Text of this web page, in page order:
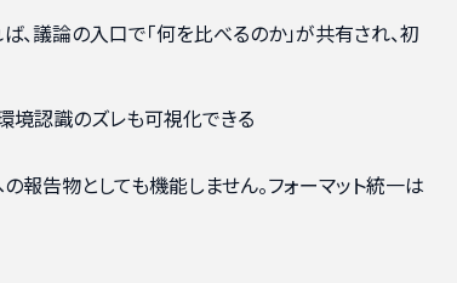
、議論の入口で「何を比べるのか」が共有され、初
境認識のズレも可視化できる
報告物としても機能しません。フォーマット統一は